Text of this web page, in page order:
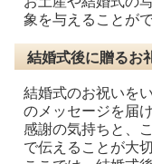
象を与えることが
結婚式後に贈るお
結婚式のお祝いを
のメッセージを届
感謝の気持ちと、
で伝えることが大切